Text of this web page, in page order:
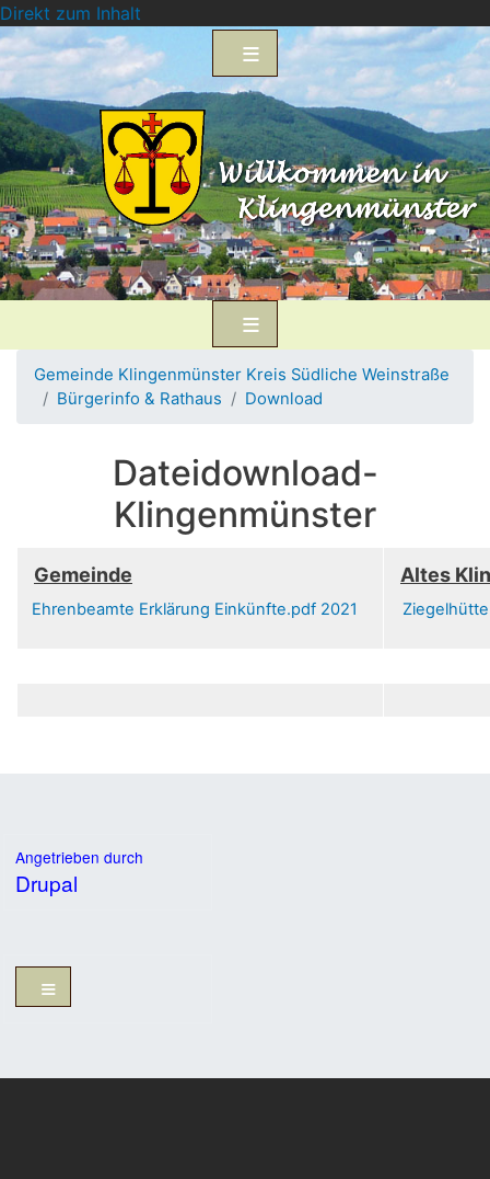
Direkt zum Inhalt
Gemeinde Klingenmünster Kreis Südliche Weinstraße
Bürgerinfo & Rathaus
Download
Dateidownload-
Klingenmünster
Gemeinde
Ehrenbeamte Erklärung Einkünfte.pdf 2021
Altes
Ziegelhütte
Angetrieben durch
Drupal